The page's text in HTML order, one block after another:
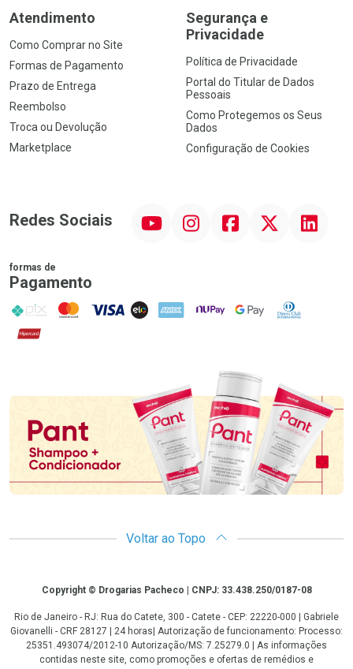
Atendimento
Como Comprar no Site
Formas de Pagamento
Prazo de Entrega
Reembolso
Troca ou Devolução
Marketplace
Segurança e
Privacidade
Política de Privacidade
Portal do Titular de Dados
Pessoais
Como Protegemos os Seus
Dados
Configuração de Cookies
Redes Sociais InstagramFacebook Linkedin
formas de
Pagamento
PIX MasterCard
VISA ELO AMEX NuPay Google PayDiners Club
Hipercard
Promoção em Destaque
Voltar ao Topo
CopyrightCopyright © Drogarias Pacheco | CNPJ: 33.438.250/0187-08
Rio de Janeiro - RJ: Rua do Catete, 300 - Catete - CEP: 22220-000 | Gabriele
Giovanelli - CRF 28127 | 24 horas| Autorização de funcionamento: Processo:
25351.493074/2012-10 Autorização/MS: 7.25279.0 | As informações
contidas neste site, como promoções e ofertas de remédios e